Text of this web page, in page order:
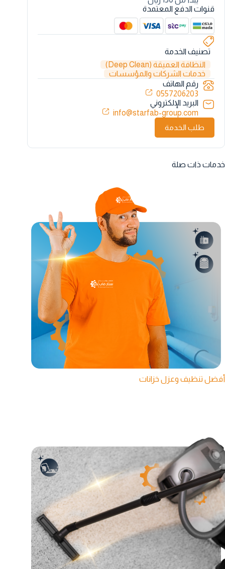
قنوات الدفع المعتمدة
تصنيف الخدمة
النظافة العميقة (Deep Clean)
خدمات الشركات والمؤسسات
رقم الهاتف
0557206203
البريد الإلكتروني
info@starfab-group.com
طلب الخدمة
خدمات ذات صلة
أفضل تنظيف وعزل خزانات